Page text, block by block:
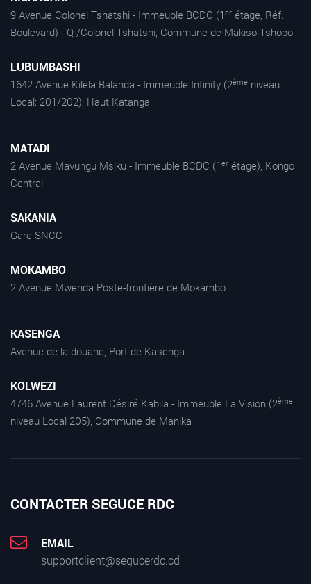
9 Avenue Colonel Tshatshi - Immeuble BCDC (1 er étage, Réf.
Boulevard) - Q /Colonel Tshatshi, Commune de Makiso Tshopo
LUBUMBASHI
1642 Avenue Kilela Balanda - Immeuble Infinity (2ème niveau
Local: 201/202), Haut Katanga
MATADI
2 Avenue Mavungu Msiku - Immeuble BCDC (1 er étage), Kongo
Central
SAKANIA
Gare SNCC
MOKAMBO
2 Avenue Mwenda Poste-frontière de Mokambo
KASENGA
Avenue de la douane, Port de Kasenga
KOLWEZI
4746 Avenue Laurent Désiré Kabila - Immeuble La Vision (2ème
niveau Local 205), Commune de Manika
CONTACTER SEGUCE RDC
EMAIL
supportclient@segucerdc.cd